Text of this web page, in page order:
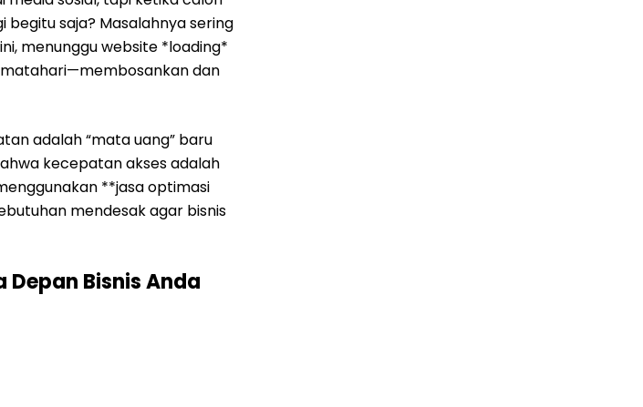
saja? Masalahnya sering
menunggu website *loading*
dan
adalah “mata uang” baru
kecepatan akses adalah
**jasa optimasi
mendesak agar bisnis
Bisnis Anda